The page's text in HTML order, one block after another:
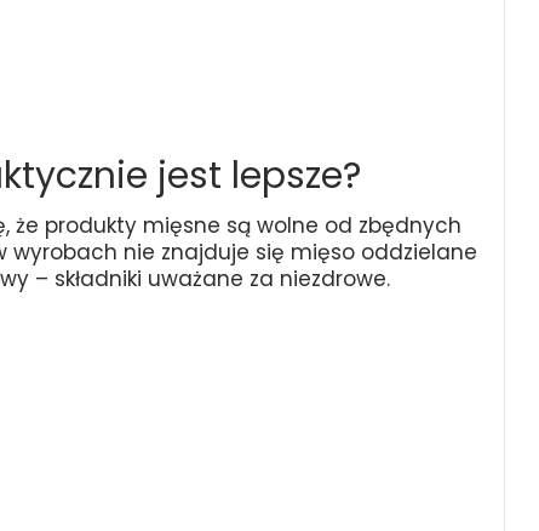
jest lepsze?
że produkty mięsne są wolne od zbędnych
wyrobach nie znajduje się mięso oddzielane
– składniki uważane za niezdrowe.